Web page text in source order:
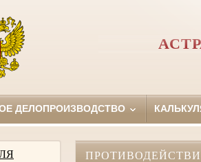
ДЕЛОПРОИЗВОДСТВО